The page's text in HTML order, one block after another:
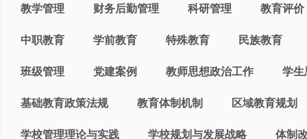
教学管理 财务后勤管理 科研管理 教育评价
中职教育 学前教育 特殊教育 民族教育
班级管理 党建案例 教师思想政治工作 学
基础教育政策法规 教育体制机制 区域教育规划
学校管理理论与实践 学校规划与发展战略 体制